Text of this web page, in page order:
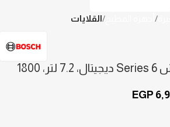
القلايات
قلاية بدون زيت بوش Series 6 ديجيتال، 7.2 لتر، 1800
EGP